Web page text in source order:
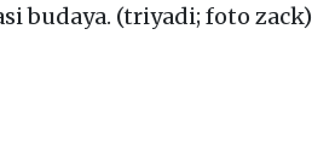
budaya. (triyadi; foto zack)